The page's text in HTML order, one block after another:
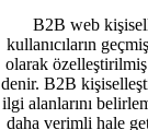
B2B web
kullanıcıların
olarak
denir. B2B
ilgi alanlarını
daha verimli hale